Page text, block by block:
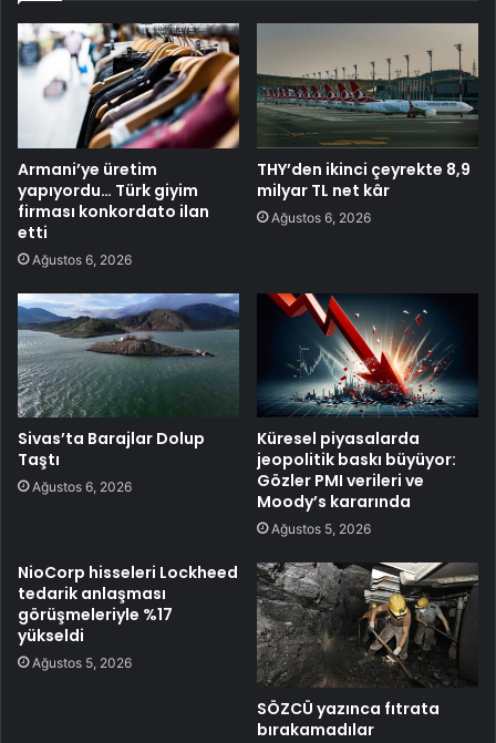
Armani’ye üretim
yapıyordu… Türk giyim
firması konkordato ilan
etti
Ağustos 6, 2026
THY’den ikinci çeyrekte 8,9
milyar TL net kâr
Ağustos 6, 2026
Sivas’ta Barajlar Dolup
Taştı
Ağustos 6, 2026
Küresel piyasalarda
jeopolitik baskı büyüyor:
Gözler PMI verileri ve
Moody’s kararında
Ağustos 5, 2026
NioCorp hisseleri Lockheed
tedarik anlaşması
görüşmeleriyle %17
yükseldi
Ağustos 5, 2026
SÖZCÜ yazınca fıtrata
bırakamadılar